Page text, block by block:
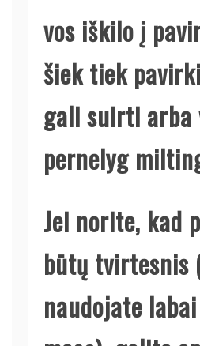
vos iškilo į
šiek tiek
gali suirti
pernelyg
Jei norite, kad
būtų tvirtesnis
naudojate